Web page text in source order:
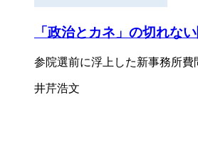
「政治とカネ」の切れない
参院選前に浮上した新事務所費
井芹浩文